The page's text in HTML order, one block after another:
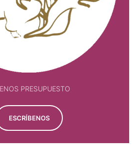
PRESUPUESTO
ESCRÍBENOS